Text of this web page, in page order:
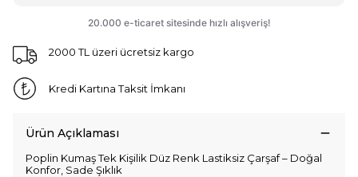
2000 TL üzeri ücretsiz kargo
Kredi Kartına Taksit İmkanı
Ürün Açıklaması
Poplin Kumaş Tek Kişilik Düz Renk Lastiksiz Çarşaf – Doğal
Konfor, Sade Şıklık